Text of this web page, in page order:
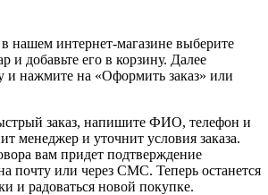
нашем интернет-магазине выберите
и добавьте его в корзину. Далее
и нажмите на «Оформить заказ» или
заказ, напишите ФИО, телефон и
менеджер и уточнит условия заказа.
вам придет подтверждение
почту или через СМС. Теперь останется
и радоваться новой покупке.